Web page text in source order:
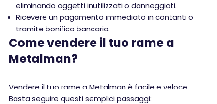
eliminando oggetti inutilizzati o danneggiati.
Ricevere un pagamento immediato in contanti o
tramite bonifico bancario.
Come vendere il tuo rame a
Metalman?
Vendere il tuo rame a Metalman è facile e veloce.
Basta seguire questi semplici passaggi: